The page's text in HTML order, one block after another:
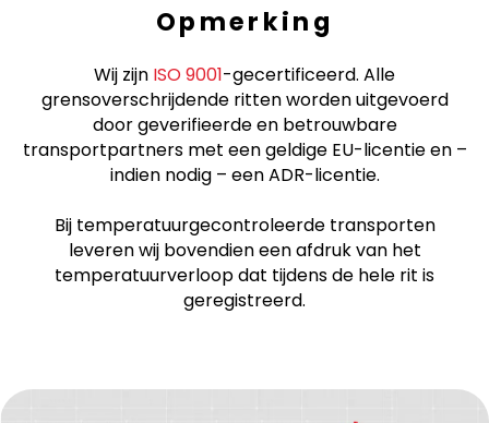
Opmerking
Wij zijn ISO 9001-gecertificeerd. Alle
grensoverschrijdende ritten worden uitgevoerd
door geverifieerde en betrouwbare
transportpartners met een geldige EU-licentie en –
indien nodig – een ADR-licentie.
Bij temperatuurgecontroleerde transporten
leveren wij bovendien een afdruk van het
temperatuurverloop dat tijdens de hele rit is
geregistreerd.